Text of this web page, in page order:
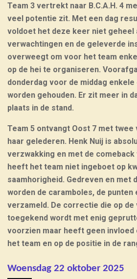
Team 3 vertrekt naar B.C.A.H. 4
veel potentie zit. Met een dag
voldoet het deze keer niet geheel
verwachtingen en de geleverde
overweegt om voor het team
op de hei te organiseren.
donderdag voor de middag
worden gehouden. Er zit meer in
plaats in de stand.
Team 5 ontvangt Oost 7 met
haar gelederen. Henk Nuij is
verzwakking en met de comeback
heeft het team niet ingeboet op
saamhorigheid. Gedreven en met
worden de caramboles, de punten
verzameld. De correctie die op
toegekend wordt met enig
voorzien maar heeft geen invloed
het team en op de positie in de
Woensdag 22 oktober 2025